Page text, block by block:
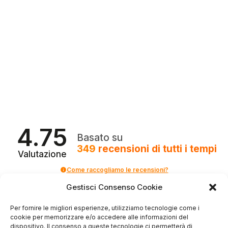
Gestisci Consenso Cookie
Per fornire le migliori esperienze, utilizziamo tecnologie come i
cookie per memorizzare e/o accedere alle informazioni del
dispositivo. Il consenso a queste tecnologie ci permetterà di
4.75
Valutazione
Basato su
349 recensioni di tutti i tempi
Come raccogliamo le recensioni?
Salvatore